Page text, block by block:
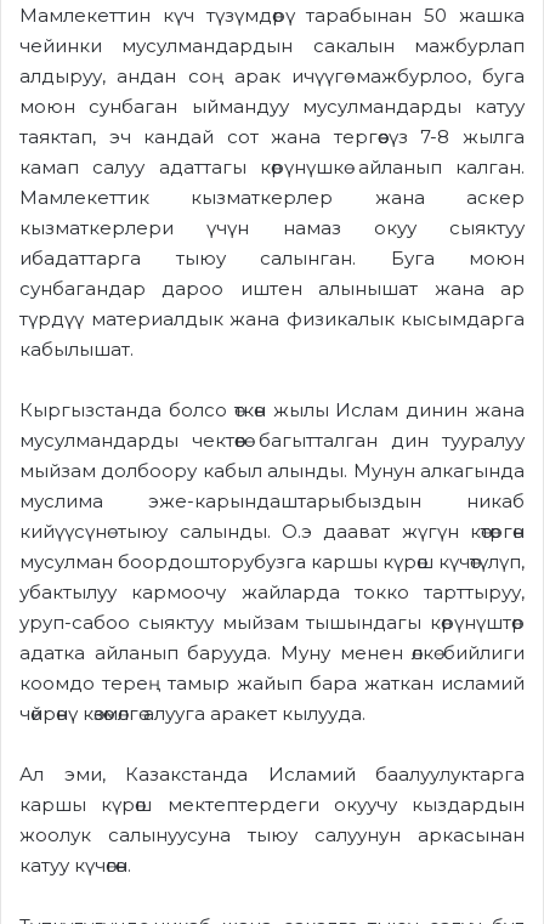
Мамлекеттин күч түзүмдөрү тарабынан 50 жашка
чейинки мусулмандардын сакалын мажбурлап
алдыруу, андан соң арак ичүүгө мажбурлоо, буга
моюн сунбаган ыймандуу мусулмандарды катуу
таяктап, эч кандай сот жана тергөөсүз 7-8 жылга
камап салуу адаттагы көрүнүшкө айланып калган.
Мамлекеттик кызматкерлер жана аскер
кызматкерлери үчүн намаз окуу сыяктуу
ибадаттарга тыюу салынган. Буга моюн
сунбагандар дароо иштен алынышат жана ар
түрдүү материалдык жана физикалык кысымдарга
кабылышат.
Кыргызстанда болсо өткөн жылы Ислам динин жана
мусулмандарды чектөөгө багытталган дин тууралуу
мыйзам долбоору кабыл алынды. Мунун алкагында
муслима эже-карындаштарыбыздын никаб
кийүүсүнө тыюу салынды. О.э даават жүгүн көтөргөн
мусулман боордошторубузга каршы күрөш күчөтүлүп,
убактылуу кармоочу жайларда токко тарттыруу,
уруп-сабоо сыяктуу мыйзам тышындагы көрүнүштөр
адатка айланып барууда. Муну менен өлкө бийлиги
коомдо терең тамыр жайып бара жаткан исламий
чөйрөнү көзөмөлгө алууга аракет кылууда.
Ал эми, Казакстанда Исламий баалуулуктарга
каршы күрөш мектептердеги окуучу кыздардын
жоолук салынуусуна тыюу салуунун аркасынан
катуу күчөгөн.